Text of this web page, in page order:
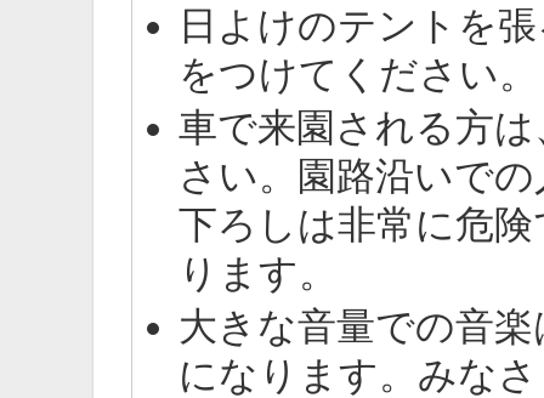
日よけのテントを
をつけてください。
車で来園される方
さい。園路沿いで
下ろしは非常に危
ります。
大きな音量での音
になります。みな